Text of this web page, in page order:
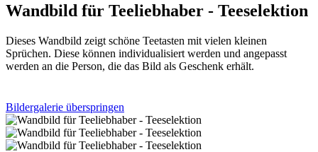
Wandbild für Teeliebhaber - Teeselektion
Dieses Wandbild zeigt schöne Teetasten mit vielen kleinen
Sprüchen. Diese können individualisiert werden und angepasst
werden an die Person, die das Bild als Geschenk erhält.
Bildergalerie überspringen